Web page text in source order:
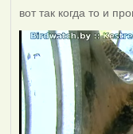
вот так когда то и